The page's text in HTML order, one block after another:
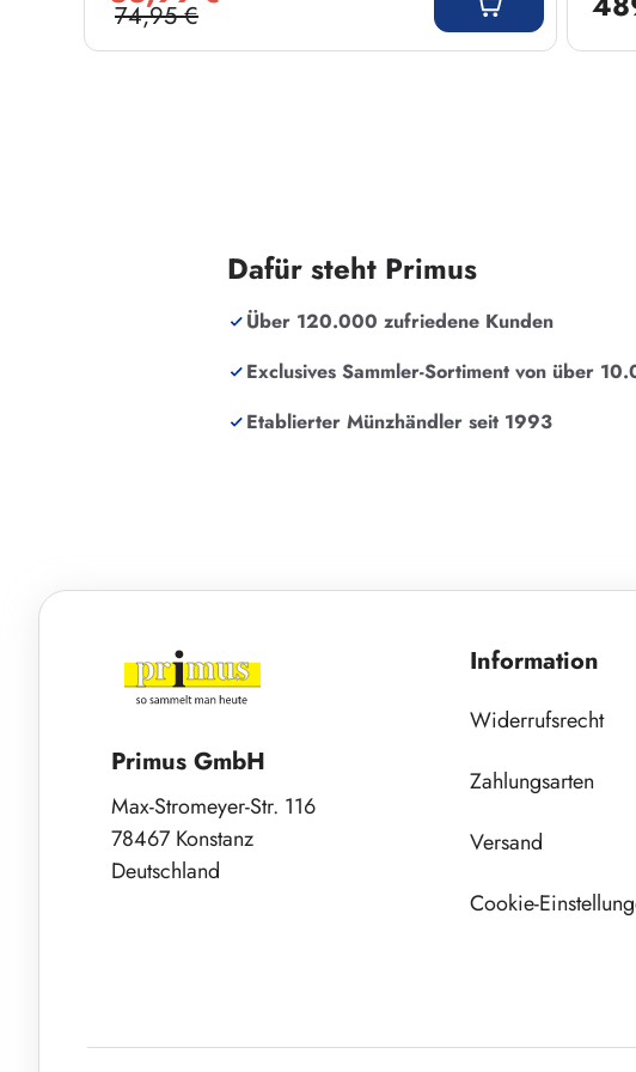
Regulärer Preis:
74,95 €
Dafür steht Primus
Über 120.000 zufriedene Kunden
Exclusives Sammler-Sortiment von über
Etablierter Münzhändler seit 1993
Primus GmbH
Max-Stromeyer-Str. 116
78467 Konstanz
Deutschland
Information
Widerrufsrecht
Zahlungsarten
Versand
Cookie-